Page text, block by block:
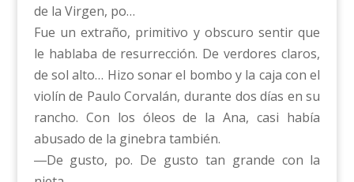
de la Virgen, po…
Fue un extraño, primitivo y obscuro sentir que
le hablaba de resurrección. De verdores claros,
de sol alto… Hizo sonar el bombo y la caja con el
violín de Paulo Corvalán, durante dos días en su
rancho. Con los óleos de la Ana, casi había
abusado de la ginebra también.
―De gusto, po. De gusto tan grande con la